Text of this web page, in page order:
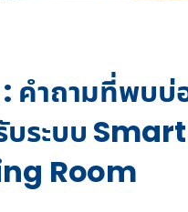
คำถามที่พบบ่
ระบบ Smart
Room